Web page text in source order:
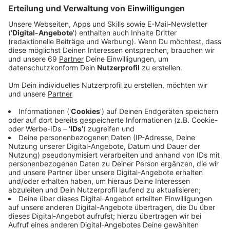
Anzeige
Im Jovel-Club am Albersloher Weg werden die besten
Athletinnen und Athleten von uns ausgezeichnet. Es
gibt vier Kategorien: Wir küren die
Jahres, dieSportlerin des Jahres, denSportler des
Jahres und das
Kategorie gibt es fünf Nominierte. Verliehen werden
die Titel Anfang März im Jovel-Club am Albersloher
Weg. Bei der feierlichen Veranstaltung wird dann auch
noch der Sport-Oscar für besondere Leistungen
vergeben.
Anzeige
Voting ab dem 03. Februar